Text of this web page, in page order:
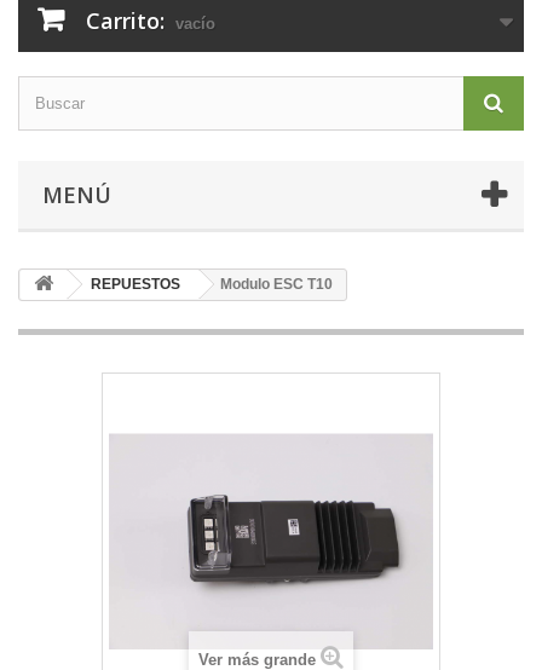
Carrito: vacío
MENÚ
REPUESTOS Modulo ESC T10
Ver más grande